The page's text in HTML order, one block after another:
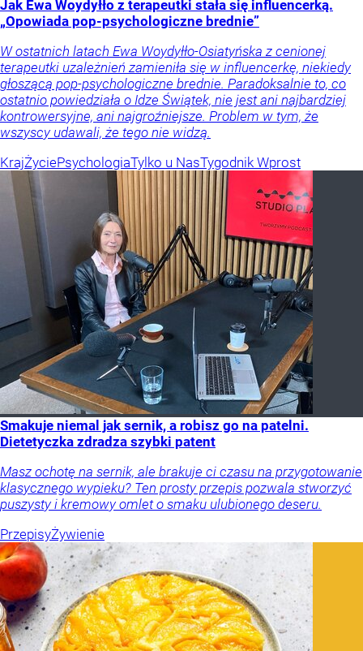
Jak Ewa Woydyłło z terapeutki stała się influencerką.
„Opowiada pop-psychologiczne brednie”
W ostatnich latach Ewa Woydyłło-Osiatyńska z cenionej
terapeutki uzależnień zamieniła się w influencerkę, niekiedy
głoszącą pop-psychologiczne brednie. Paradoksalnie to, co
ostatnio powiedziała o Idze Świątek, nie jest ani najbardziej
kontrowersyjne, ani najgroźniejsze. Problem w tym, że
wszyscy udawali, że tego nie widzą.
KrajŻyciePsychologiaTylko u NasTygodnik Wprost
Smakuje niemal jak sernik, a robisz go na patelni.
Dietetyczka zdradza szybki patent
Masz ochotę na sernik, ale brakuje ci czasu na przygotowanie
klasycznego wypieku? Ten prosty przepis pozwala stworzyć
puszysty i kremowy omlet o smaku ulubionego deseru.
PrzepisyŻywienie